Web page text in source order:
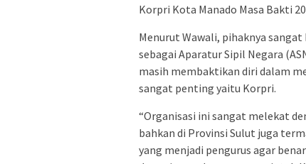
Korpri Kota Manado Masa Bakti
Menurut Wawali, pihaknya
sebagai Aparatur Sipil Negara
masih membaktikan diri dalam
sangat penting yaitu Korpri.
“Organisasi ini sangat melekat
bahkan di Provinsi Sulut juga
yang menjadi pengurus agar